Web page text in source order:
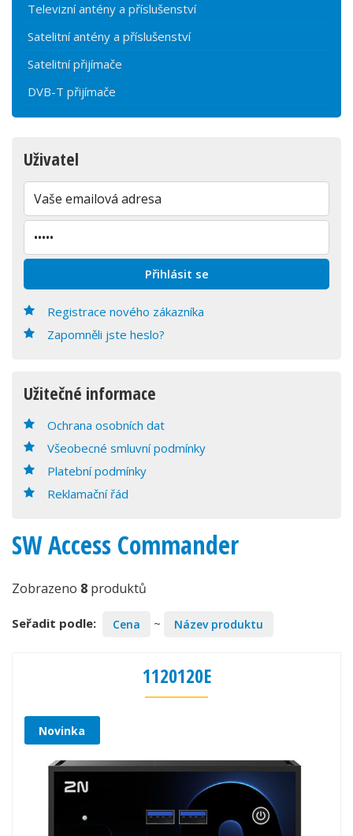
Televizní antény a příslušenství
Satelitní antény a příslušenství
Satelitní přijímače
DVB-T přijímače
Uživatel
Registrace nového zákazníka
Zapomněli jste heslo?
Užitečné informace
Ochrana osobních dat
Všeobecné smluvní podmínky
Platební podmínky
Reklamační řád
SW Access Commander
Zobrazeno 8 produktů
Seřadit podle: Cena ~ Název produktu
Novinka
1120120E